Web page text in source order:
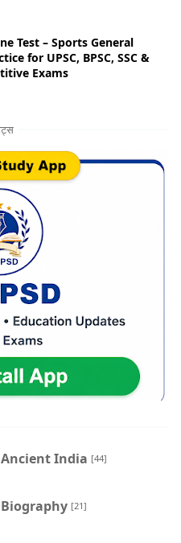
Test – Sports General
for UPSC, BPSC, SSC &
Exams
Ancient India [44]
Biography [21]